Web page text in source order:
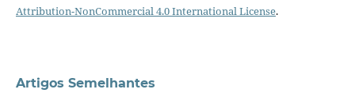
Attribution-NonCommercial 4.0 International License.
Artigos Semelhantes